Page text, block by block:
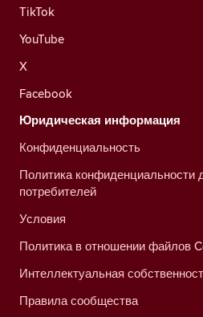
TikTok
YouTube
X
Facebook
Юридическая информация
Конфиденциальность
Политика конфиденциальности
потребителей
Условия
Политика в отношении файлов
Интеллектуальная
Правила сообщества